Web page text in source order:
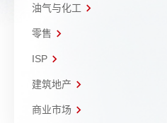
油气与化工
零售
ISP
建筑地产
商业市场